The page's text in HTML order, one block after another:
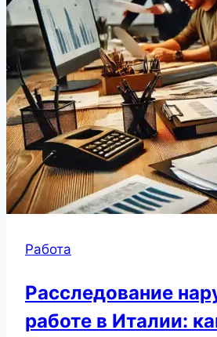
Работа
Расследование
работе в Италии: